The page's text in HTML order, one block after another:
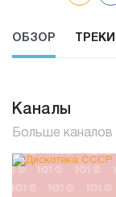
ОБЗОР ТРЕКИ
Каналы
Больше каналов